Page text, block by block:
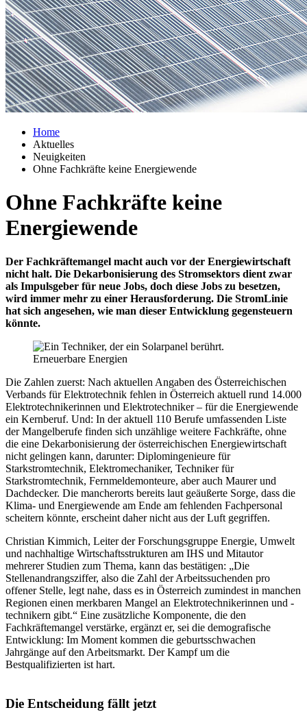
Home
Aktuelles
Neuigkeiten
Ohne Fachkräfte keine Energiewende
Ohne Fachkräfte keine
Energiewende
Der Fachkräftemangel macht auch vor der Energiewirtschaft
nicht halt. Die Dekarbonisierung des Stromsektors dient zwar
als Impulsgeber für neue Jobs, doch diese Jobs zu besetzen,
wird immer mehr zu einer Herausforderung. Die StromLinie
hat sich angesehen, wie man dieser Entwicklung gegensteuern
könnte.
Die Zahlen zuerst: Nach aktuellen Angaben des Österreichischen
Verbands für Elektrotechnik fehlen in Österreich aktuell rund 14.000
Elektrotechnikerinnen und Elektrotechniker – für die Energiewende
ein Kernberuf. Und: In der aktuell 110 Berufe umfassenden Liste
der Mangelberufe finden sich unzählige weitere Fachkräfte, ohne
die eine Dekarbonisierung der österreichischen Energiewirtschaft
nicht gelingen kann, darunter: Diplomingenieure für
Starkstromtechnik, Elektromechaniker, Techniker für
Starkstromtechnik, Fernmeldemonteure, aber auch Maurer und
Dachdecker. Die mancherorts bereits laut geäußerte Sorge, dass die
Klima- und Energiewende am Ende am fehlenden Fachpersonal
scheitern könnte, erscheint daher nicht aus der Luft gegriffen.
Christian Kimmich, Leiter der Forschungsgruppe Energie, Umwelt
und nachhaltige Wirtschaftsstrukturen am IHS und Mitautor
mehrerer Studien zum Thema, kann das bestätigen: „Die
Stellenandrangsziffer, also die Zahl der Arbeitssuchenden pro
offener Stelle, legt nahe, dass es in Österreich zumindest in manchen
Regionen einen merkbaren Mangel an Elektrotechnikerinnen und -
technikern gibt.“ Eine zusätzliche Komponente, die den
Fachkräftemangel verstärke, ergänzt er, sei die demografische
Entwicklung: Im Moment kommen die geburtsschwachen
Jahrgänge auf den Arbeitsmarkt. Der Kampf um die
Bestqualifizierten ist hart.
Die Entscheidung fällt jetzt